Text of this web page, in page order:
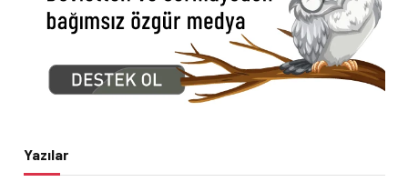
Yazılar